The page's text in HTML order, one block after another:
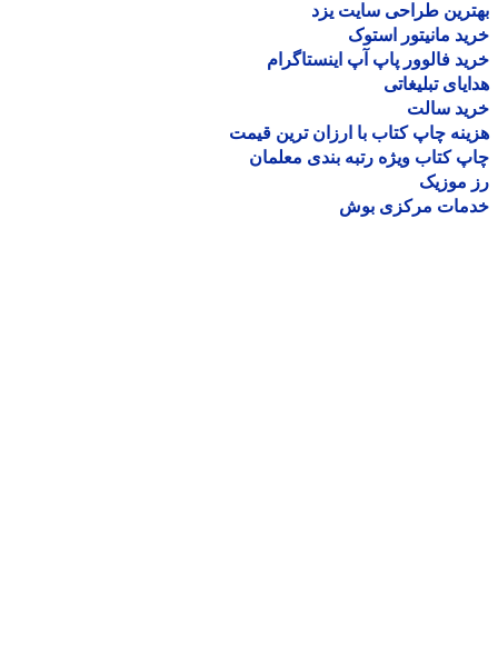
طراحی سایت یزد
مانیتور استوک
فالوور پاپ آپ اینستاگرام
تبلیغاتی
سالت
چاپ کتاب با ارزان ترین قیمت
کتاب ویژه رتبه بندی معلمان
موزیک
مرکزی بوش